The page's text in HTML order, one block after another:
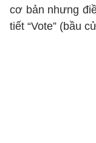
cơ bản nhưng
tiết “Vote” (bầu